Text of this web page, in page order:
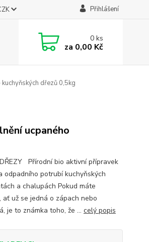
Přihlášení
0ks
za 0,00 Kč
dřezů 0,5kg
ucpaného
Přírodní bio aktivní přípravek
potrubí kuchyňských
a chalupách Pokud máte
už se jedná o zápach nebo
je to známka toho, že ... celý popis